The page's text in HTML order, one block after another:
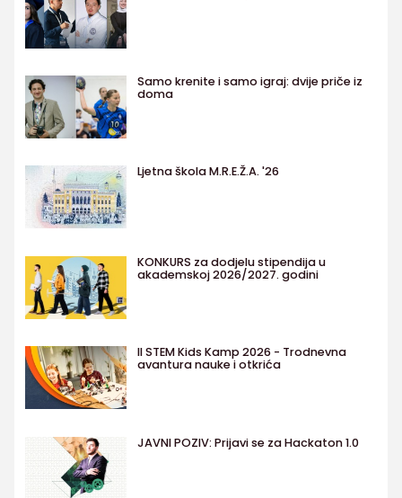
Samo krenite i samo igraj: dvije priče iz
doma
Ljetna škola M.R.E.Ž.A. '26
KONKURS za dodjelu stipendija u
akademskoj 2026/2027. godini
II STEM Kids Kamp 2026 - Trodnevna
avantura nauke i otkrića
JAVNI POZIV: Prijavi se za Hackaton 1.0